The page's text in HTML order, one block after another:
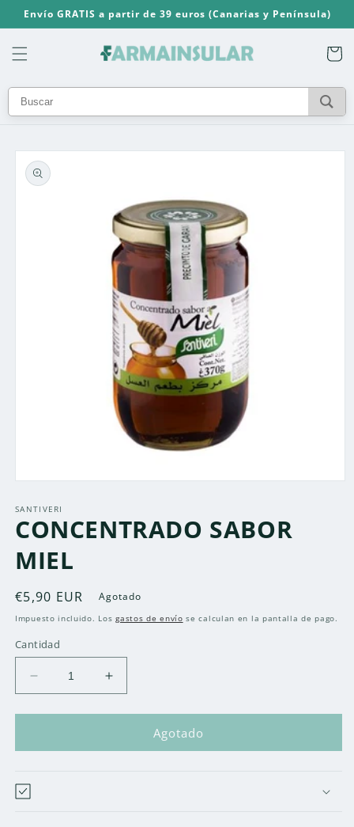
directamente
al contenido
Envío GRATIS a partir de 39 euros (Canarias y Península)
Carrito
directamente
a la
información
multimedia
1
en
ventana
modal
SANTIVERI
CONCENTRADO SABOR
MIEL
Precio
habitual
€5,90 EUR Agotado
Impuesto incluido. Losgastos de envío se calculan en la pantalla de pago.
Cantidad
Reducir
cantidad
para
SABOR
Aumentar
cantidad
para
CONCENTRADO
SABOR
Agotado